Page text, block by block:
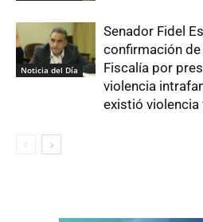
Noticia del Día
Senador Fidel
confirmación
Fiscalía por
violencia
existió violencia